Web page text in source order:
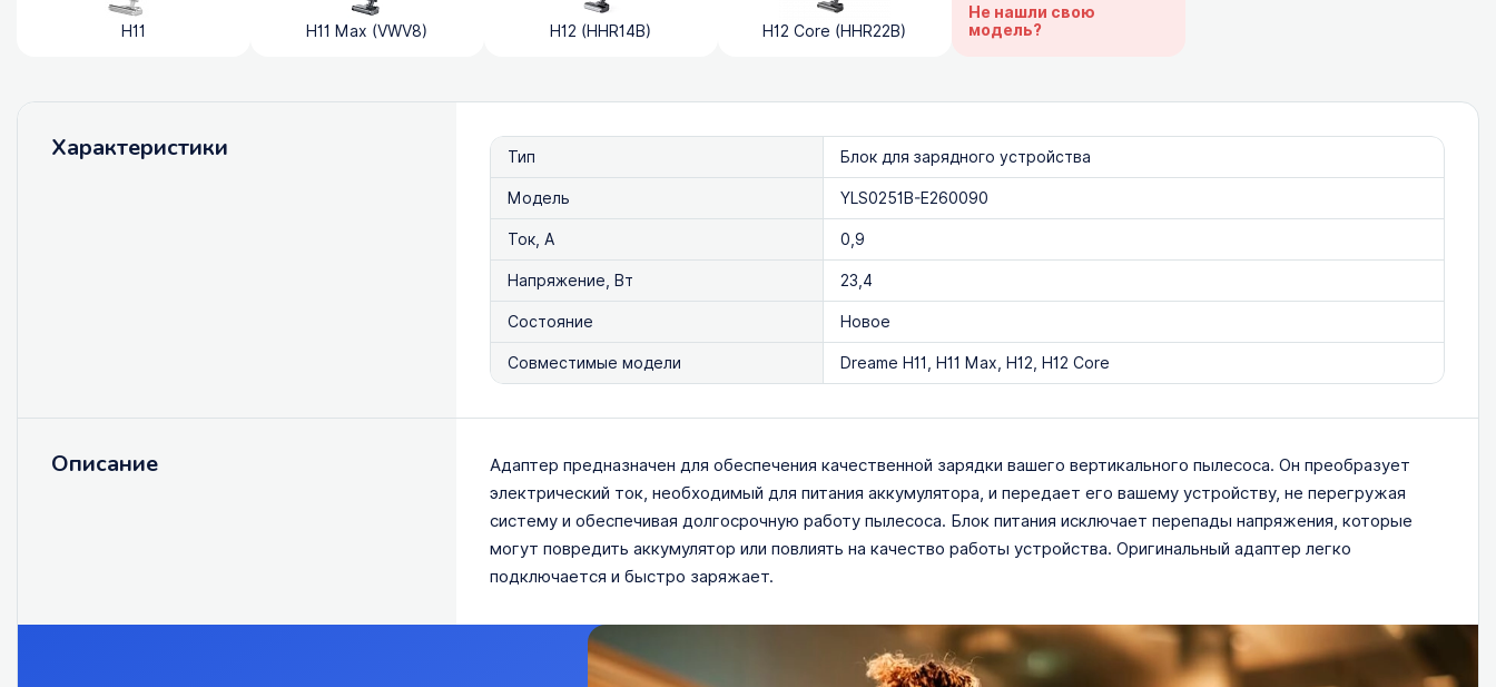
H11 H11 Max (VWV8) H12 (HHR14B) H12 Core (HHR22B)
Не нашли свою
модель?
Характеристики Тип
Блок для зарядного устройства
Модель
YLS0251B-E260090
Ток, А
0,9
Напряжение, Вт
23,4
Состояние
Новое
Совместимые модели
Dreame H11, H11 Max, H12, H12 Core
Описание
Адаптер предназначен для обеспечения качественной зарядки вашего вертикального пылесоса. Он преобразует
электрический ток, необходимый для питания аккумулятора, и передает его вашему устройству, не перегружая
систему и обеспечивая долгосрочную работу пылесоса. Блок питания исключает перепады напряжения, которые
могут повредить аккумулятор или повлиять на качество работы устройства. Оригинальный адаптер легко
подключается и быстро заряжает.